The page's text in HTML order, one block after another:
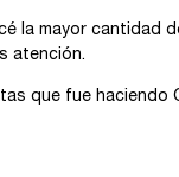
la mayor cantidad
atención.
que fue